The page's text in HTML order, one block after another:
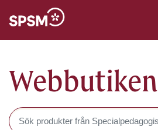
Webbutiken
Sök produkter i Webbutiken